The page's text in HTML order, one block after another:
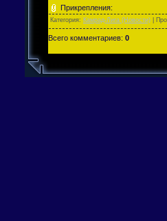
Прикрепления:
Категория: Камрад-Лига (Новости) |
Всего комментариев: 0